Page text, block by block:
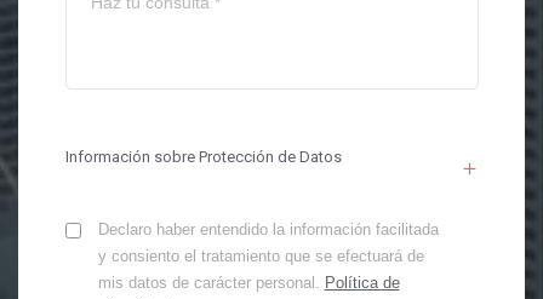
Información sobre Protección de Datos
Declaro haber entendido la información facilitada
y consiento el tratamiento que se efectuará de
mis datos de carácter personal. Política de